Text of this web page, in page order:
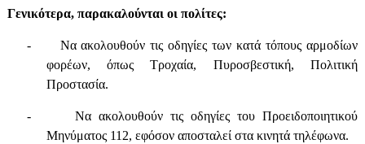
Γενικότερα, παρακαλούνται οι πολίτες:
-
Να ακολουθούν τις οδηγίες των κατά τόπους αρμοδίων
φορέων, όπως Τροχαία, Πυροσβεστική, Πολιτική
Προστασία.
-
Να ακολουθούν τις οδηγίες του Προειδοποιητικού
Μηνύματος 112, εφόσον αποσταλεί στα κινητά τηλέφωνα.